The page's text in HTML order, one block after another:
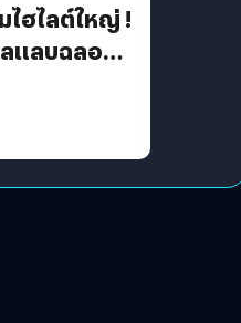
ไฮไลต์ใหญ่ !
แลบฉลอง